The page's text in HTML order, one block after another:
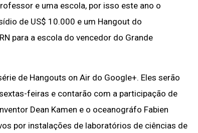
e uma escola, por isso este ano o
de US$ 10.000 e um Hangout do
para a escola do vencedor do Grande
de Hangouts on Air do Google+. Eles serão
feiras e contarão com a participação de
Dean Kamen e o oceanográfo Fabien
por instalações de laboratórios de ciências de